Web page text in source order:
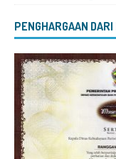
PENGHARGAAN